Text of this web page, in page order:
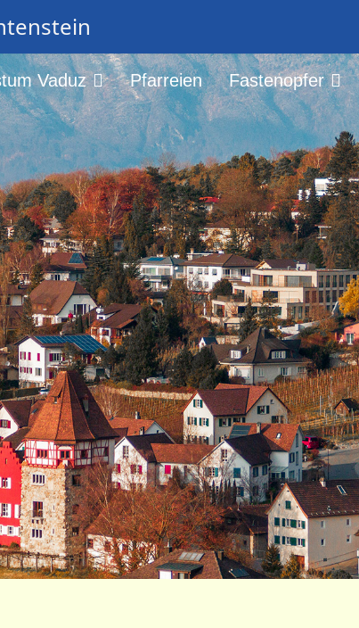
Vaduz Pfarreien Fastenopfer